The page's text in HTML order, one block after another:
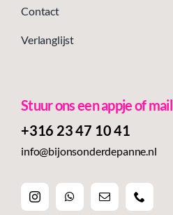
Contact
Verlanglijst
Stuur ons een appje of mail
+316 23 47 10 41‬
info@bijonsonderdepanne.nl